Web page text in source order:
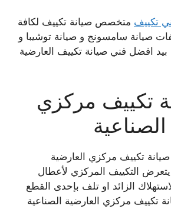
تكييف متخصص صيانة تكييف لكافة
صيانة سامسونج و صيانة توشيبا و
بيد افضل فني صيانة تكييف العارضية
تكييف مركزي
تكييف مركزي العارضية
يتعرض التكييف المركزي لأعطال
الزائد او تلف بإحدى القطع
تكييف مركزي العارضية الصناعية